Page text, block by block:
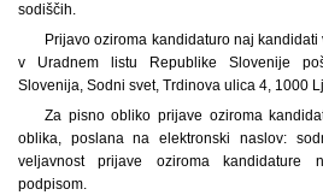
sodiščih.
Prijavo oziroma kandidaturo naj
v Uradnem listu Republike Slovenije
Slovenija, Sodni svet, Trdinova ulica 4, 1000
Za pisno obliko prijave oziroma
oblika, poslana na elektronski naslov:
veljavnost prijave oziroma kandidature
podpisom.